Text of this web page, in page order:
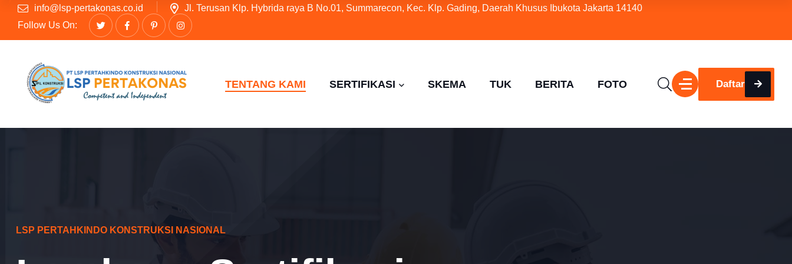
info@lsp-pertakonas.co.id
Jl. Terusan Klp. Hybrida raya B No.01, Summarecon, Kec. Klp. Gading, Daerah Khusus Ibukota Jakarta 14140
Follow Us On:
TENTANG KAMI SERTIFIKASI SKEMA TUK BERITA FOTO Daftar
LSP PERTAHKINDO KONSTRUKSI NASIONAL